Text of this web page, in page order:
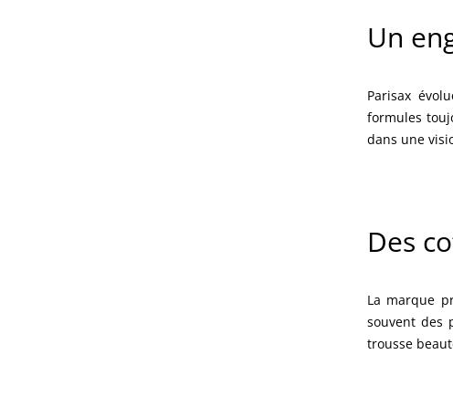
Un
Parisax
formules
dans une
Des
La marque
souvent des
trousse